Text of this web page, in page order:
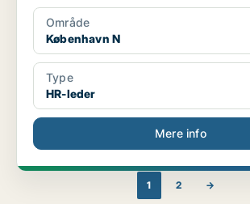
Område
København N
Type
HR-leder
Mere info
1 2 →